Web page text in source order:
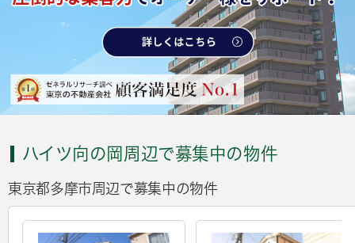
ハイツ向の岡周辺で募集中の物件
東京都多摩市周辺で募集中の物件